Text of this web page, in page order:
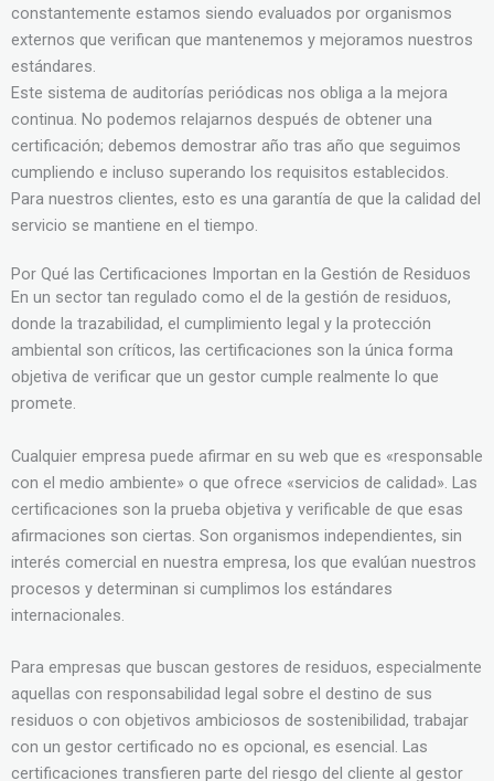
constantemente estamos siendo evaluados por organismos
externos que verifican que mantenemos y mejoramos nuestros
estándares.
Este sistema de auditorías periódicas nos obliga a la mejora
continua. No podemos relajarnos después de obtener una
certificación; debemos demostrar año tras año que seguimos
cumpliendo e incluso superando los requisitos establecidos.
Para nuestros clientes, esto es una garantía de que la calidad del
servicio se mantiene en el tiempo.
Por Qué las Certificaciones Importan en la Gestión de Residuos
En un sector tan regulado como el de la gestión de residuos,
donde la trazabilidad, el cumplimiento legal y la protección
ambiental son críticos, las certificaciones son la única forma
objetiva de verificar que un gestor cumple realmente lo que
promete.
Cualquier empresa puede afirmar en su web que es «responsable
con el medio ambiente» o que ofrece «servicios de calidad». Las
certificaciones son la prueba objetiva y verificable de que esas
afirmaciones son ciertas. Son organismos independientes, sin
interés comercial en nuestra empresa, los que evalúan nuestros
procesos y determinan si cumplimos los estándares
internacionales.
Para empresas que buscan gestores de residuos, especialmente
aquellas con responsabilidad legal sobre el destino de sus
residuos o con objetivos ambiciosos de sostenibilidad, trabajar
con un gestor certificado no es opcional, es esencial. Las
certificaciones transfieren parte del riesgo del cliente al gestor